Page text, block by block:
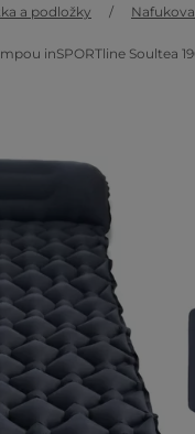
a podložky
inSPORTline Soultea